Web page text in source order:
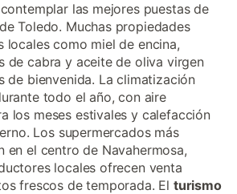
las mejores puestas de
Toledo. Muchas propiedades
locales como miel de encina,
de cabra y aceite de oliva virgen
de bienvenida. La climatización
todo el año, con aire
los meses estivales y calefacción
Los supermercados más
en el centro de Navahermosa,
locales ofrecen venta
frescos de temporada. El turismo